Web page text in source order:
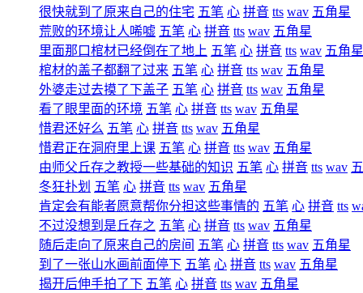
很快就到了原来自己的住宅 五笔 心 拼音 tts wav 五角星
荒败的环境让人唏嘘 五笔 心 拼音 tts wav 五角星
里面那口棺材已经倒在了地上 五笔 心 拼音 tts wav 五角星
棺材的盖子都翻了过来 五笔 心 拼音 tts wav 五角星
外婆走过去摸了下盖子 五笔 心 拼音 tts wav 五角星
看了眼里面的环境 五笔 心 拼音 tts wav 五角星
惜君还好么 五笔 心 拼音 tts wav 五角星
惜君正在洞府里上课 五笔 心 拼音 tts wav 五角星
由师父丘存之教授一些基础的知识 五笔 心 拼音 tts wav
冬狂扑划 五笔 心 拼音 tts wav 五角星
肯定会有能者愿意帮你分担这些事情的 五笔 心 拼音 tts
不过没想到是丘存之 五笔 心 拼音 tts wav 五角星
随后走向了原来自己的房间 五笔 心 拼音 tts wav 五角星
到了一张山水画前面停下 五笔 心 拼音 tts wav 五角星
揭开后伸手拍了下 五笔 心 拼音 tts wav 五角星